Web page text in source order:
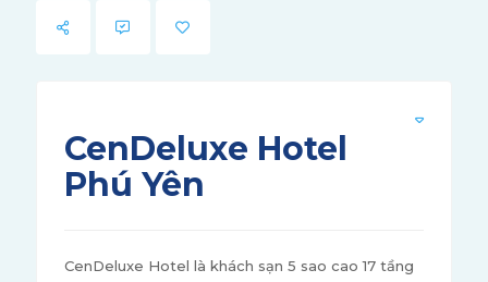
CenDeluxe Hotel
Phú Yên
CenDeluxe Hotel là khách sạn 5 sao cao 17 tầng